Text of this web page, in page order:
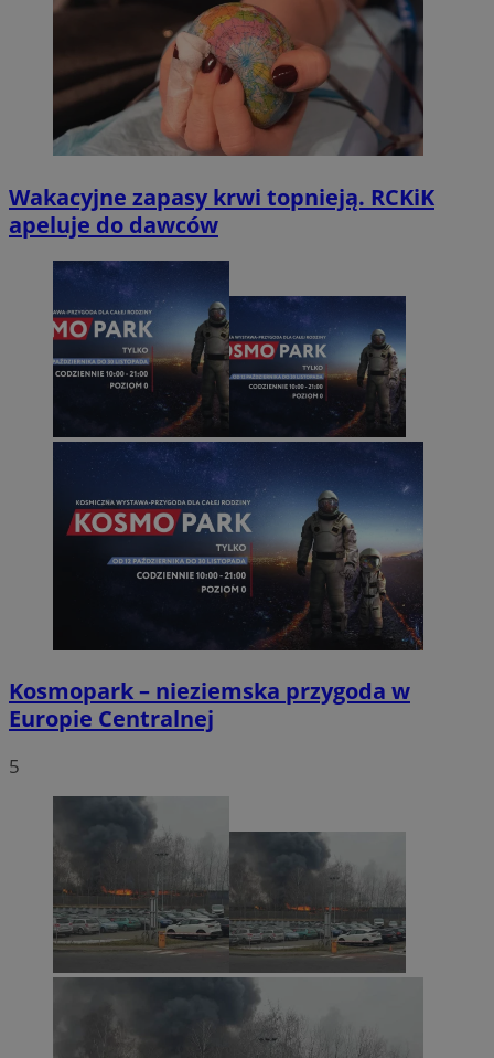
Wakacyjne zapasy krwi topnieją. RCKiK
apeluje do dawców
Kosmopark – nieziemska przygoda w
Europie Centralnej
5